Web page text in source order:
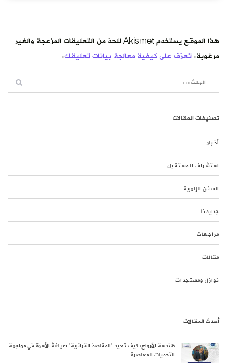
هذا الموقع يستخدم Akismet للحدّ من التعليقات المزعجة والغير
مرغوبة.تعرّف على كيفية معالجة بيانات تعليقك.
تصنيفات المقالات
أخبار
استشراف المستقبل
السنن الإلهية
جديدنا
مراجعات
مقالات
نوازل ومستجدات
أحدث المقالات
هندسة الأرواح: كيف تُعيد “المقاصدُ القرآنية” صياغةَ الأسرة في مواجهة
التحديات المعاصرة